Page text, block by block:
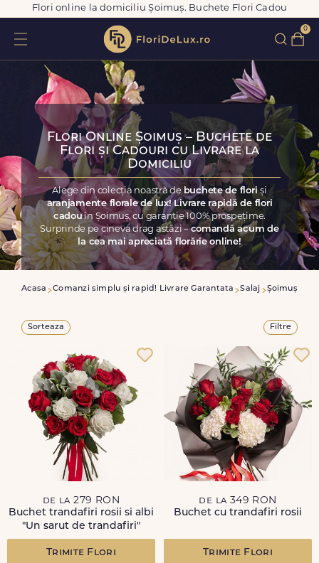
Flori online la domiciliu Șoimuș. Buchete Flori Cadou
0
Flori Online Șoimuș – Buchete de
Flori și Cadouri cu Livrare la
Domiciliu
Alege din colecția noastră de buchete de floriși
aranjamente florale de lux! Livrare rapidă de flori
cadouîn Șoimuș, cu garanție 100% prospețime.
Surprinde pe cineva drag astăzi –comandă acum de
la cea mai apreciată florărie online!
Acasa Comanzi simplu și rapid! Livrare Garantata Salaj Șoimuș
Sorteaza Filtre
de la 279 RON
Buchet trandafiri rosii si albi
"Un sarut de trandafiri"
Trimite Flori
de la 349 RON
Buchet cu trandafiri rosii
Trimite Flori